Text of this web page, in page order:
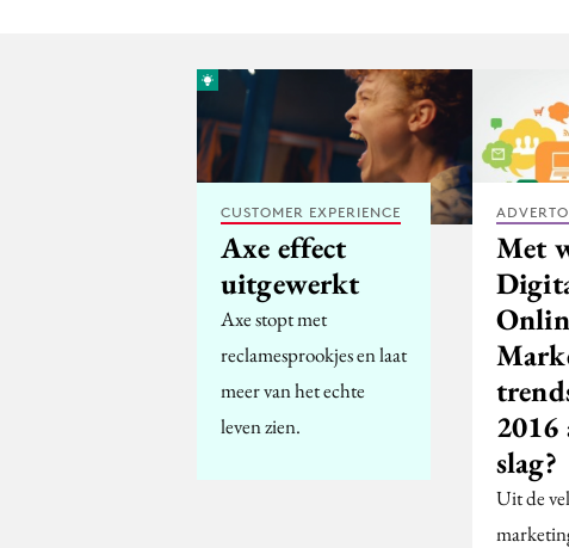
CUSTOMER EXPERIENCE
Axe effect
uitgewerkt
Axe stopt met
reclamesprookjes en laat
meer van het echte
leven zien.
Met
2016
slag?
Uit de